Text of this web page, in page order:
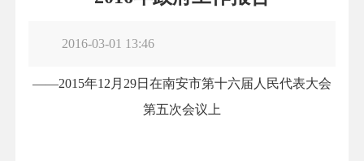
2016-03-01 13:46
——2015年12月29日在南安市第十六届人民代表大会
第五次会议上